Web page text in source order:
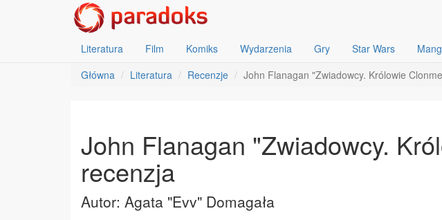
Literatura Film Komiks Wydarzenia Gry Star Wars
Główna
Literatura Recenzje John Flanagan "Zwiadowcy. Królowie
John Flanagan "Zwiadowcy.
recenzja
Autor: Agata "Evv" Domagała